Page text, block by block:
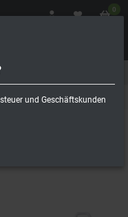
0
und Geschäftskunden